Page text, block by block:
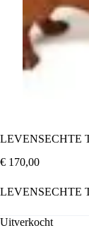
LEVENSECHTE
€ 170,00
LEVENSECHTE
Uitverkocht